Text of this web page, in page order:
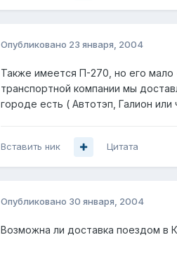
Опубликовано 23 января, 2004
Также имеется П-270, но его мало
транспортной компании мы
городе есть ( Автотэп, Галион
Вставить ник Цитата
Опубликовано 30 января, 2004
Возможна ли доставка поездом в